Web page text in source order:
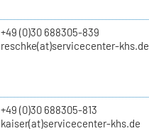
+49 (0)30 688305-839
reschke(at)servicecenter-khs.de
+49 (0)30 688305-813
kaiser(at)servicecenter-khs.de